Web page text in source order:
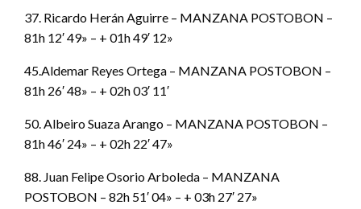
37. Ricardo Herán Aguirre – MANZANA POSTOBON –
81h 12′ 49» – + 01h 49′ 12»
45.Aldemar Reyes Ortega – MANZANA POSTOBON –
81h 26′ 48» – + 02h 03′ 11′
50. Albeiro Suaza Arango – MANZANA POSTOBON –
81h 46′ 24» – + 02h 22′ 47»
88. Juan Felipe Osorio Arboleda – MANZANA
POSTOBON – 82h 51′ 04» – + 03h 27′ 27»